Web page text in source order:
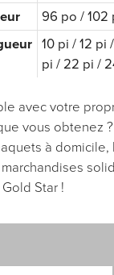
96 po / 102
10 pi / 12 pi
pi / 22 pi /
avec votre
vous obtenez
à domicile,
Star !